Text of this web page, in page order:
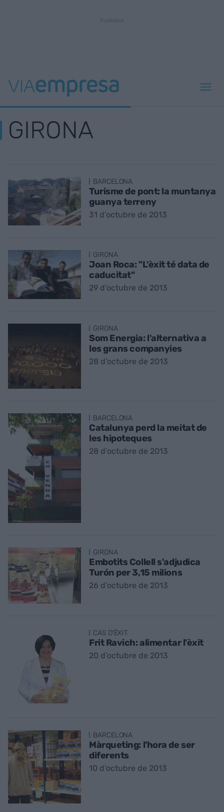
GIRONA
BARCELONA
Turisme de pont: la muntanya
guanya terreny
31 d’octubre de 2013
GIRONA
Joan Roca: "L'èxit té data de
caducitat"
29 d’octubre de 2013
GIRONA
Som Energia: l'alternativa a
les grans companyies
28 d’octubre de 2013
BARCELONA
Catalunya perd la meitat de
les hipoteques
28 d’octubre de 2013
GIRONA
Embotits Collell s'adjudica
Turón per 3,15 milions
26 d’octubre de 2013
CAS D'ÈXIT
Frit Ravich: alimentar l'èxit
20 d’octubre de 2013
BARCELONA
Màrqueting: l'hora de ser
diferents
10 d’octubre de 2013